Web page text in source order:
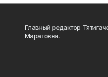
Главный редактор
Маратовна.